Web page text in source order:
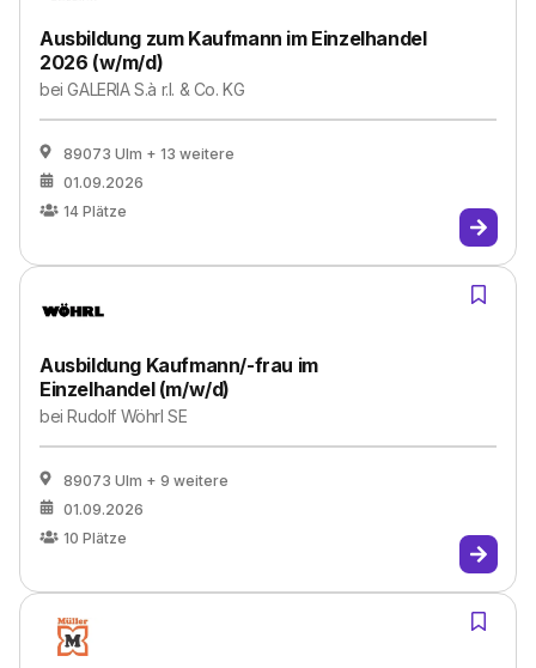
Ausbildung zum Kaufmann im Einzelhandel
2026 (w/m/d)
beiGALERIA S.à r.l. & Co. KG
89073 Ulm + 13 weitere
01.09.2026
14 Plätze
Ausbildung Kaufmann/-frau im
Einzelhandel (m/w/d)
beiRudolf Wöhrl SE
89073 Ulm + 9 weitere
01.09.2026
10 Plätze